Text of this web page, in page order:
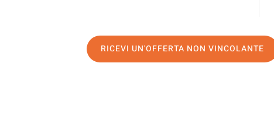
RICEVI UN'OFFERTA NON VINCOLANTE